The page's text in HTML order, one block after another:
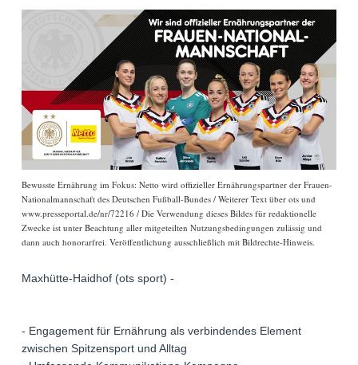
Bewusste Ernährung im Fokus: Netto wird offizieller Ernährungspartner der Frauen-
Nationalmannschaft des Deutschen Fußball-Bundes / Weiterer Text über ots und
www.presseportal.de/nr/72216 / Die Verwendung dieses Bildes für redaktionelle
Zwecke ist unter Beachtung aller mitgeteilten Nutzungsbedingungen zulässig und
dann auch honorarfrei. Veröffentlichung ausschließlich mit Bildrechte-Hinweis.
Maxhütte-Haidhof (ots sport) -
- Engagement für Ernährung als verbindendes Element
zwischen Spitzensport und Alltag